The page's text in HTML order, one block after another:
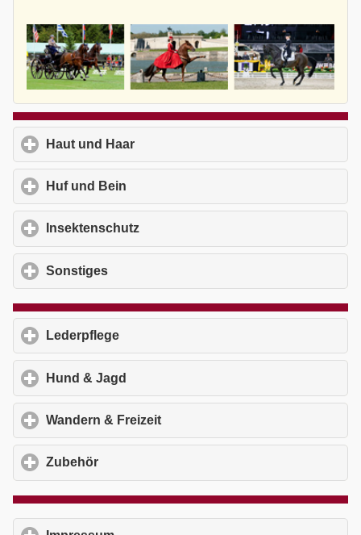
Haut und Haar
Huf und Bein
Insektenschutz
Sonstiges
Lederpflege
Hund & Jagd
Wandern & Freizeit
Zubehör